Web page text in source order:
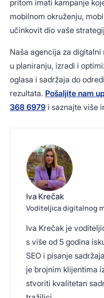
pritom imati kampanje
mobilnom okruženju,
učinkovit dio vaše
Naša agencija za
u planiranju, izradi i
oglasa i sadržaja do
rezultata. Pošaljite nam
368 6979 i saznajte više
Iva Krečak
Voditeljica digitalnog
Iva Krečak je
s više od 5 godina
SEO i pisanje
je brojnim klijentima
stvoriti kvalitetan